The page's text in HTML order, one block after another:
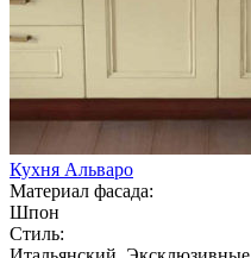
Кухня Альваро
Материал фасада:
Шпон
Стиль: